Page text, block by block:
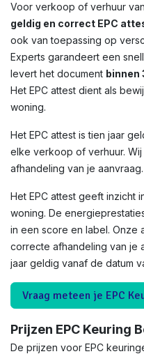
Voor verkoop of verhuur
geldig en correct EPC
ook van toepassing op
Experts garandeert een
levert het document binnen
Het EPC attest dient als
woning.
Het EPC attest is tien jaar
elke verkoop of verhuur.
afhandeling van je aanvraag.
Het EPC attest geeft inzicht
woning. De
in een score en label. Onze
correcte afhandeling van je
jaar geldig vanaf de datum
Vraag meteen je EPC
Prijzen EPC Keuring
De prijzen voor EPC